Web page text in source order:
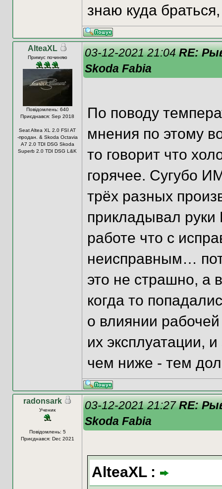
знаю куда
AlteaXL
Примус починяю
Повідомлень: 640
Приєднався: Sep 2018
Seat Altea XL 2.0 FSI AT
-продан. & Skoda Octavia
A7 2.0 TDI DSG Skoda
Superb 2.0 TDI DSG L&K
03-12-2021 21:04RE:
Skoda Fabia
По поводу
мнения по этому
то говорит что
горячее. Сугубо
трёх разных
прикладывал
работе что с
неисправным…
это не страшно, а
когда то
о влиянии
их эксплуатации,
чем ниже - тем
radonsark
Ученик
Повідомлень: 5
Приєднався: Dec 2021
03-12-2021 21:27RE:
Skoda Fabia
AlteaXL :